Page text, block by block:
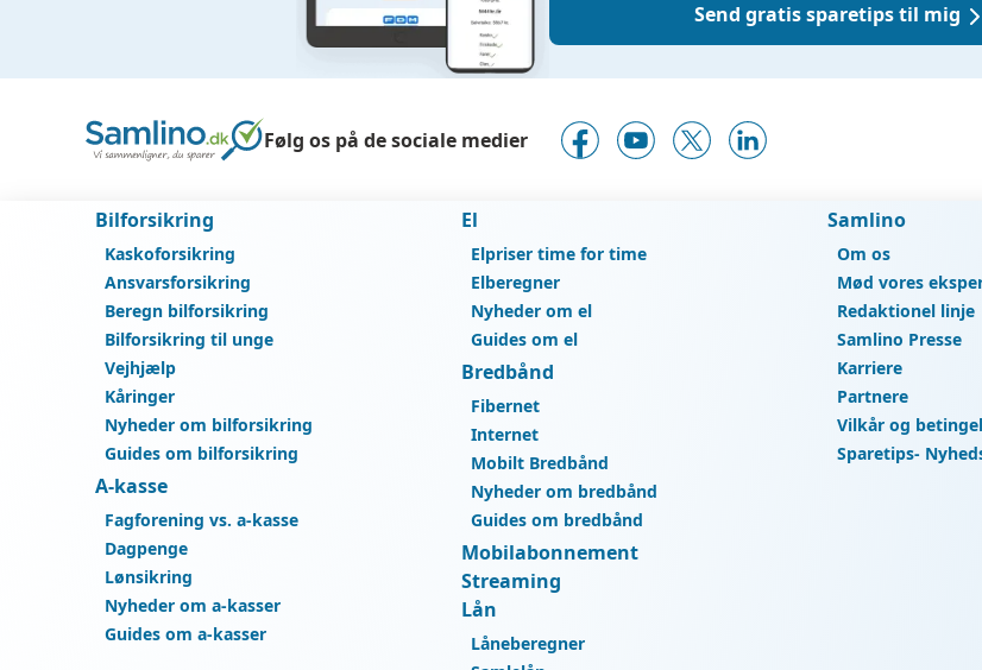
Send gratis sparetips til mig
Følg os på de sociale medier
Bilforsikring
Kaskoforsikring
Ansvarsforsikring
Beregn bilforsikring
Bilforsikring til unge
Vejhjælp
Kåringer
Nyheder om bilforsikring
Guides om bilforsikring
A-kasse
Fagforening vs. a-kasse
Dagpenge
Lønsikring
Nyheder om a-kasser
Guides om a-kasser
El
Elpriser time for time
Elberegner
Nyheder om el
Guides om el
Bredbånd
Fibernet
Internet
Mobilt Bredbånd
Nyheder om bredbånd
Guides om bredbånd
Mobilabonnement
Streaming
Lån
Låneberegner
Samlino
Om os
Mød vores
Redaktionel linje
Samlino Presse
Karriere
Partnere
Vilkår og
Sparetips-